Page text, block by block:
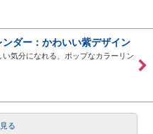
ダー：かわいい紫デザイン
気分になれる、ポップなカラーリン
る